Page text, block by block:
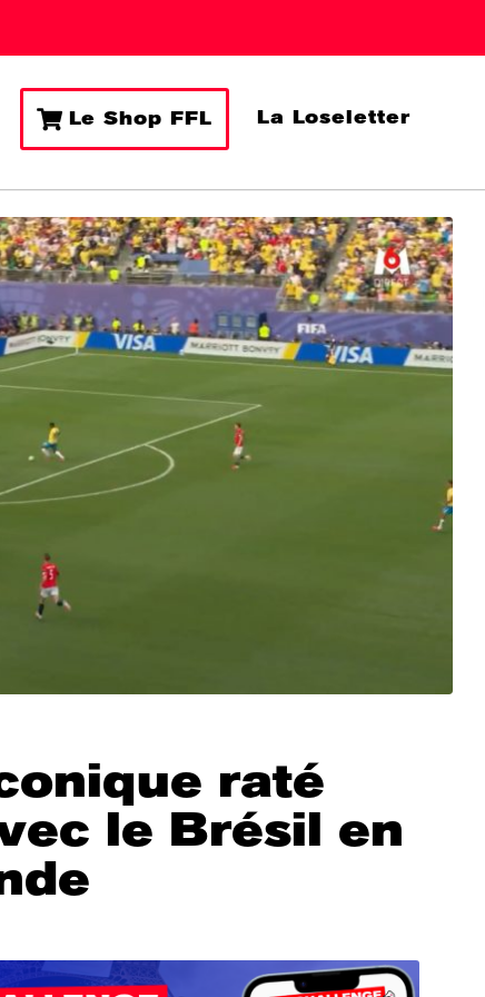
Le Shop FFL La Loseletter
raté
le Brésil en